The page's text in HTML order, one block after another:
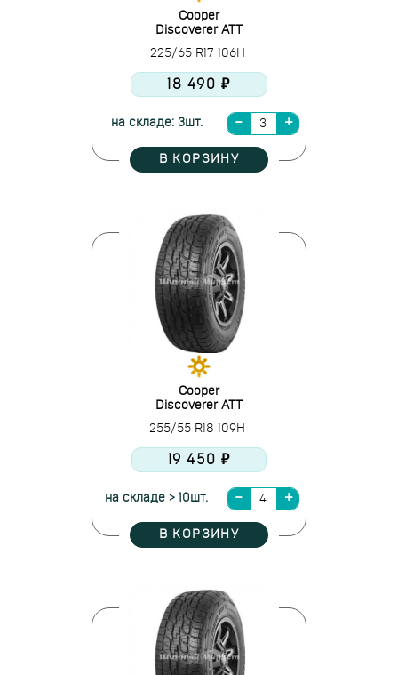
Cooper
Discoverer ATT
225/65 R17 106H
18 490 ₽
на складе: 3шт.
В КОРЗИНУ
Cooper
Discoverer ATT
255/55 R18 109H
19 450 ₽
на складе > 10шт.
В КОРЗИНУ